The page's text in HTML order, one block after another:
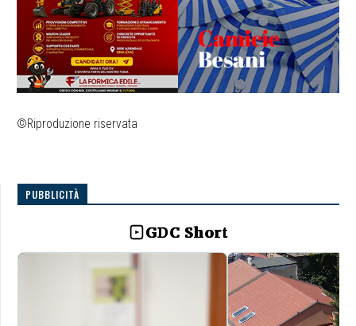
©Riproduzione riservata
PUBBLICITÀ
GDC Short